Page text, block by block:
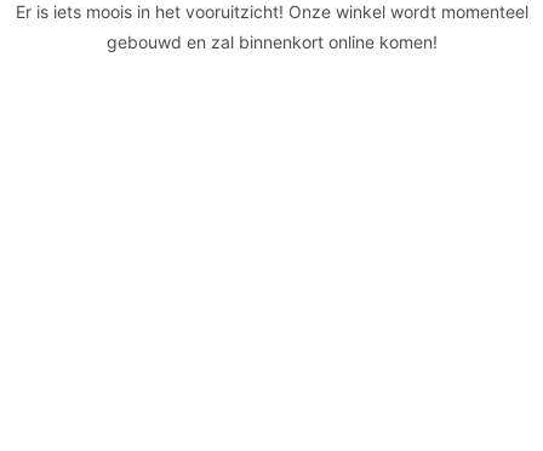
Er is iets moois in het vooruitzicht! Onze winkel wordt momenteel
gebouwd en zal binnenkort online komen!